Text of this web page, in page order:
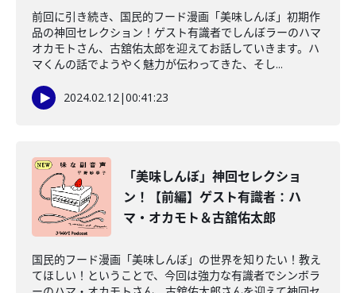
前回に引き続き、国民的フード漫画「美味しんぼ」初期作
品の神回セレクション！ゲスト有識者でしんぼラーのハマ
オカモトさん、古舘佑太郎を迎えてお話していきます。ハ
マくんの話でようやく魅力が伝わってきた、そし...
2024.02.12|00:41:23
「美味しんぼ」神回セレクショ
ン！【前編】ゲスト有識者：ハ
マ・オカモト＆古舘佑太郎
国民的フード漫画「美味しんぼ」の世界を知りたい！教え
てほしい！ということで、今回は強力な有識者でシンボラ